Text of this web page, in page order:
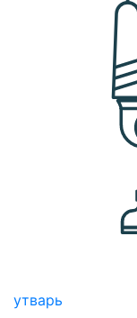
утварь